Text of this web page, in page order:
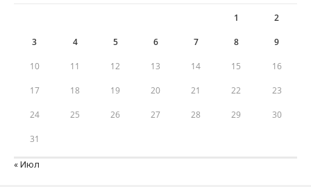
1 2
3 4 5 6 7 8 9
10 11 12 13 14 15 16
17 18 19 20 21 22 23
24 25 26 27 28 29 30
31
« Июл